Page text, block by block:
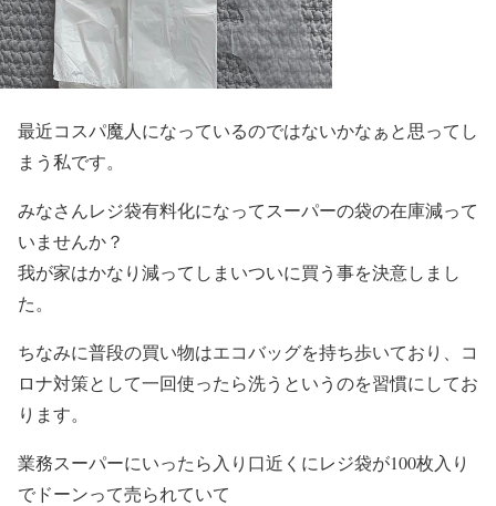
最近コスパ魔人になっているのではないかなぁと思ってし
まう私です。
みなさんレジ袋有料化になってスーパーの袋の在庫減って
いませんか？
我が家はかなり減ってしまいついに買う事を決意しまし
た。
ちなみに普段の買い物はエコバッグを持ち歩いており、コ
ロナ対策として一回使ったら洗うというのを習慣にしてお
ります。
業務スーパーにいったら入り口近くにレジ袋が100枚入り
でドーンって売られていて